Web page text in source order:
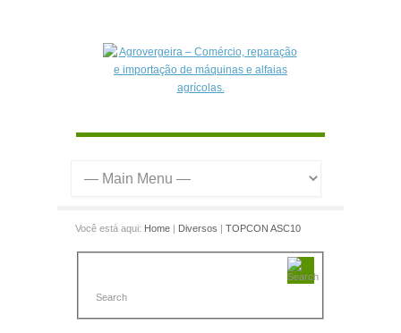
Você está aqui: Home | Diversos | TOPCON ASC10